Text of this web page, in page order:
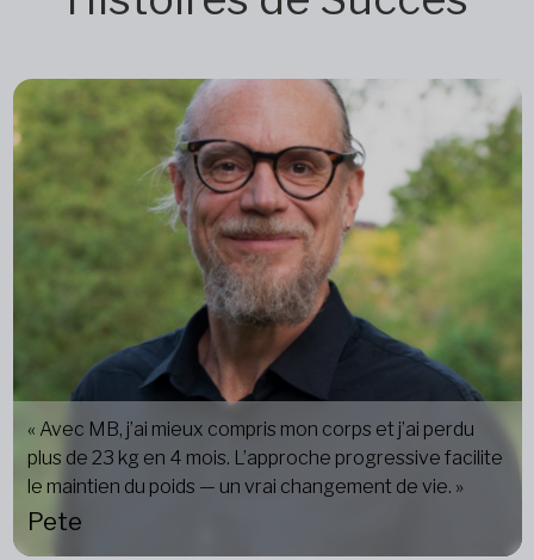
« Avec MB, j’ai mieux compris mon corps et j’ai perdu
plus de 23 kg en 4 mois. L’approche progressive facilite
le maintien du poids — un vrai changement de vie. »
Pete